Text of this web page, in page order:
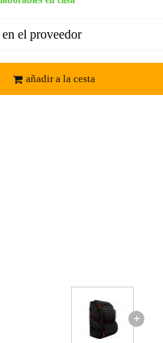
el proveedor
añadir a la cesta
+